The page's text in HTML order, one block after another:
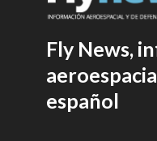
Fly News,
español